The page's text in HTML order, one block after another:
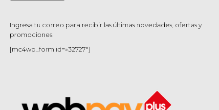
Ingresa tu correo para recibir las últimas novedades, ofertas y
promociones
[mc4wp_form id=»32727″]